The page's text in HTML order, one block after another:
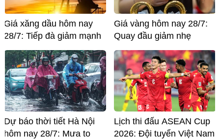
Giá xăng dầu hôm nay
28/7: Tiếp đà giảm mạnh
Giá vàng hôm nay 28/7:
Quay đầu giảm nhẹ
Dự báo thời tiết Hà Nội
hôm nay 28/7: Mưa to
Lịch thi đấu ASEAN Cup
2026: Đội tuyển Việt Nam